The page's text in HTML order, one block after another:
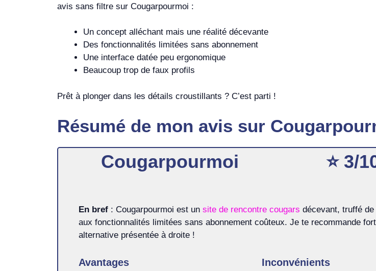
avis sans filtre sur Cougarpourmoi :
Un concept alléchant mais une réalité décevante
Des fonctionnalités limitées sans abonnement
Une interface datée peu ergonomique
Beaucoup trop de faux profils
Prêt à plonger dans les détails croustillants ? C’est parti !
Résumé de mon avis sur
Cougarpourmoi ⭐️ 3/
En bref : Cougarpourmoi est un site de rencontre cougars décevant, truffé
aux fonctionnalités limitées sans abonnement coûteux. Je te recommande
alternative présentée à droite !
Avantages Inconvénients